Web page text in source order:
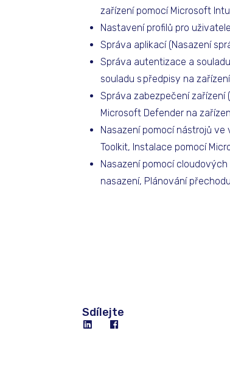
zařízení pomocí Microsoft
Nastavení profilů pro
Správa aplikací (Nasazení
Správa autentizace a
souladu s předpisy na
Správa zabezpečení zařízení
Microsoft Defender na
Nasazení pomocí nástrojů
Toolkit, Instalace pomocí
Nasazení pomocí
nasazení, Plánování
Sdílejte